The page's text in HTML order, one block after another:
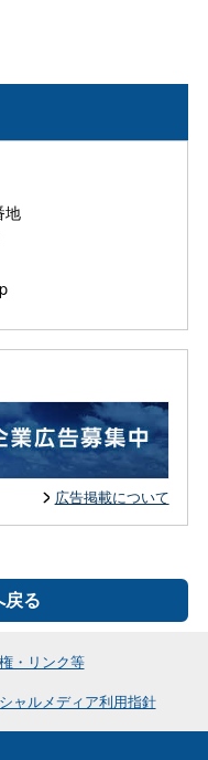
地
広告掲載について
る
・リンク等
ャルメディア利用指針